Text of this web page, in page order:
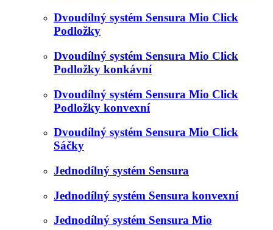
Dvoudílný systém Sensura Mio Click
Podložky
Dvoudílný systém Sensura Mio Click
Podložky konkávní
Dvoudílný systém Sensura Mio Click
Podložky konvexní
Dvoudílný systém Sensura Mio Click
Sáčky
Jednodílný systém Sensura
Jednodílný systém Sensura konvexní
Jednodílný systém Sensura Mio